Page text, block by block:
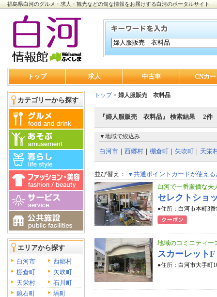
福島県白河のグルメ・求人・観光などの旬な情報をお届けする白河のポータルサイト
トップ 求人 中古車 CNカ
カテゴリーから探す
エリアから探す
白河市
西郷村
棚倉町
矢吹町
天栄村
石川町
鏡石町
塙町
トップ> 婦人服販売 衣料品
『婦人服販売 衣料品』 検索結果 2件
▼地域で絞込み
白河市 ｜ 西郷村 ｜ 棚倉町 ｜ 矢吹町 ｜ 天栄
並び替え：
▼共通ポイントカードが使える
白河で一番廉価な夫
セレクトショ
●住所： 白河市本町3
地域のコミニティー
スカーレットF
●住所： 白河市大手町